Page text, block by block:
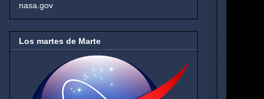
nasa.gov
Los martes de Marte